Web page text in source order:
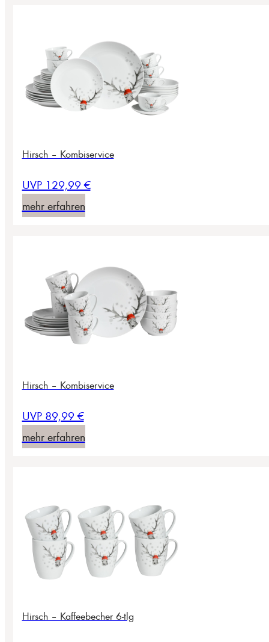
Hirsch – Kombiservice
UVP 129,99 €
mehr erfahren
Hirsch – Kombiservice
UVP 89,99 €
mehr erfahren
Hirsch – Kaffeebecher 6-tlg